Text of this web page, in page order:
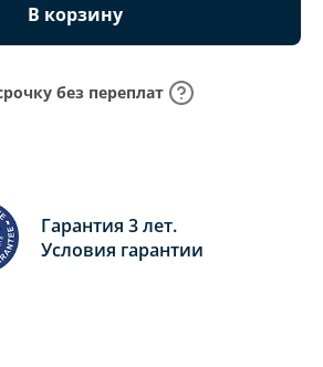
В корзину
без переплат
Гарантия 3 лет.
Условия гарантии